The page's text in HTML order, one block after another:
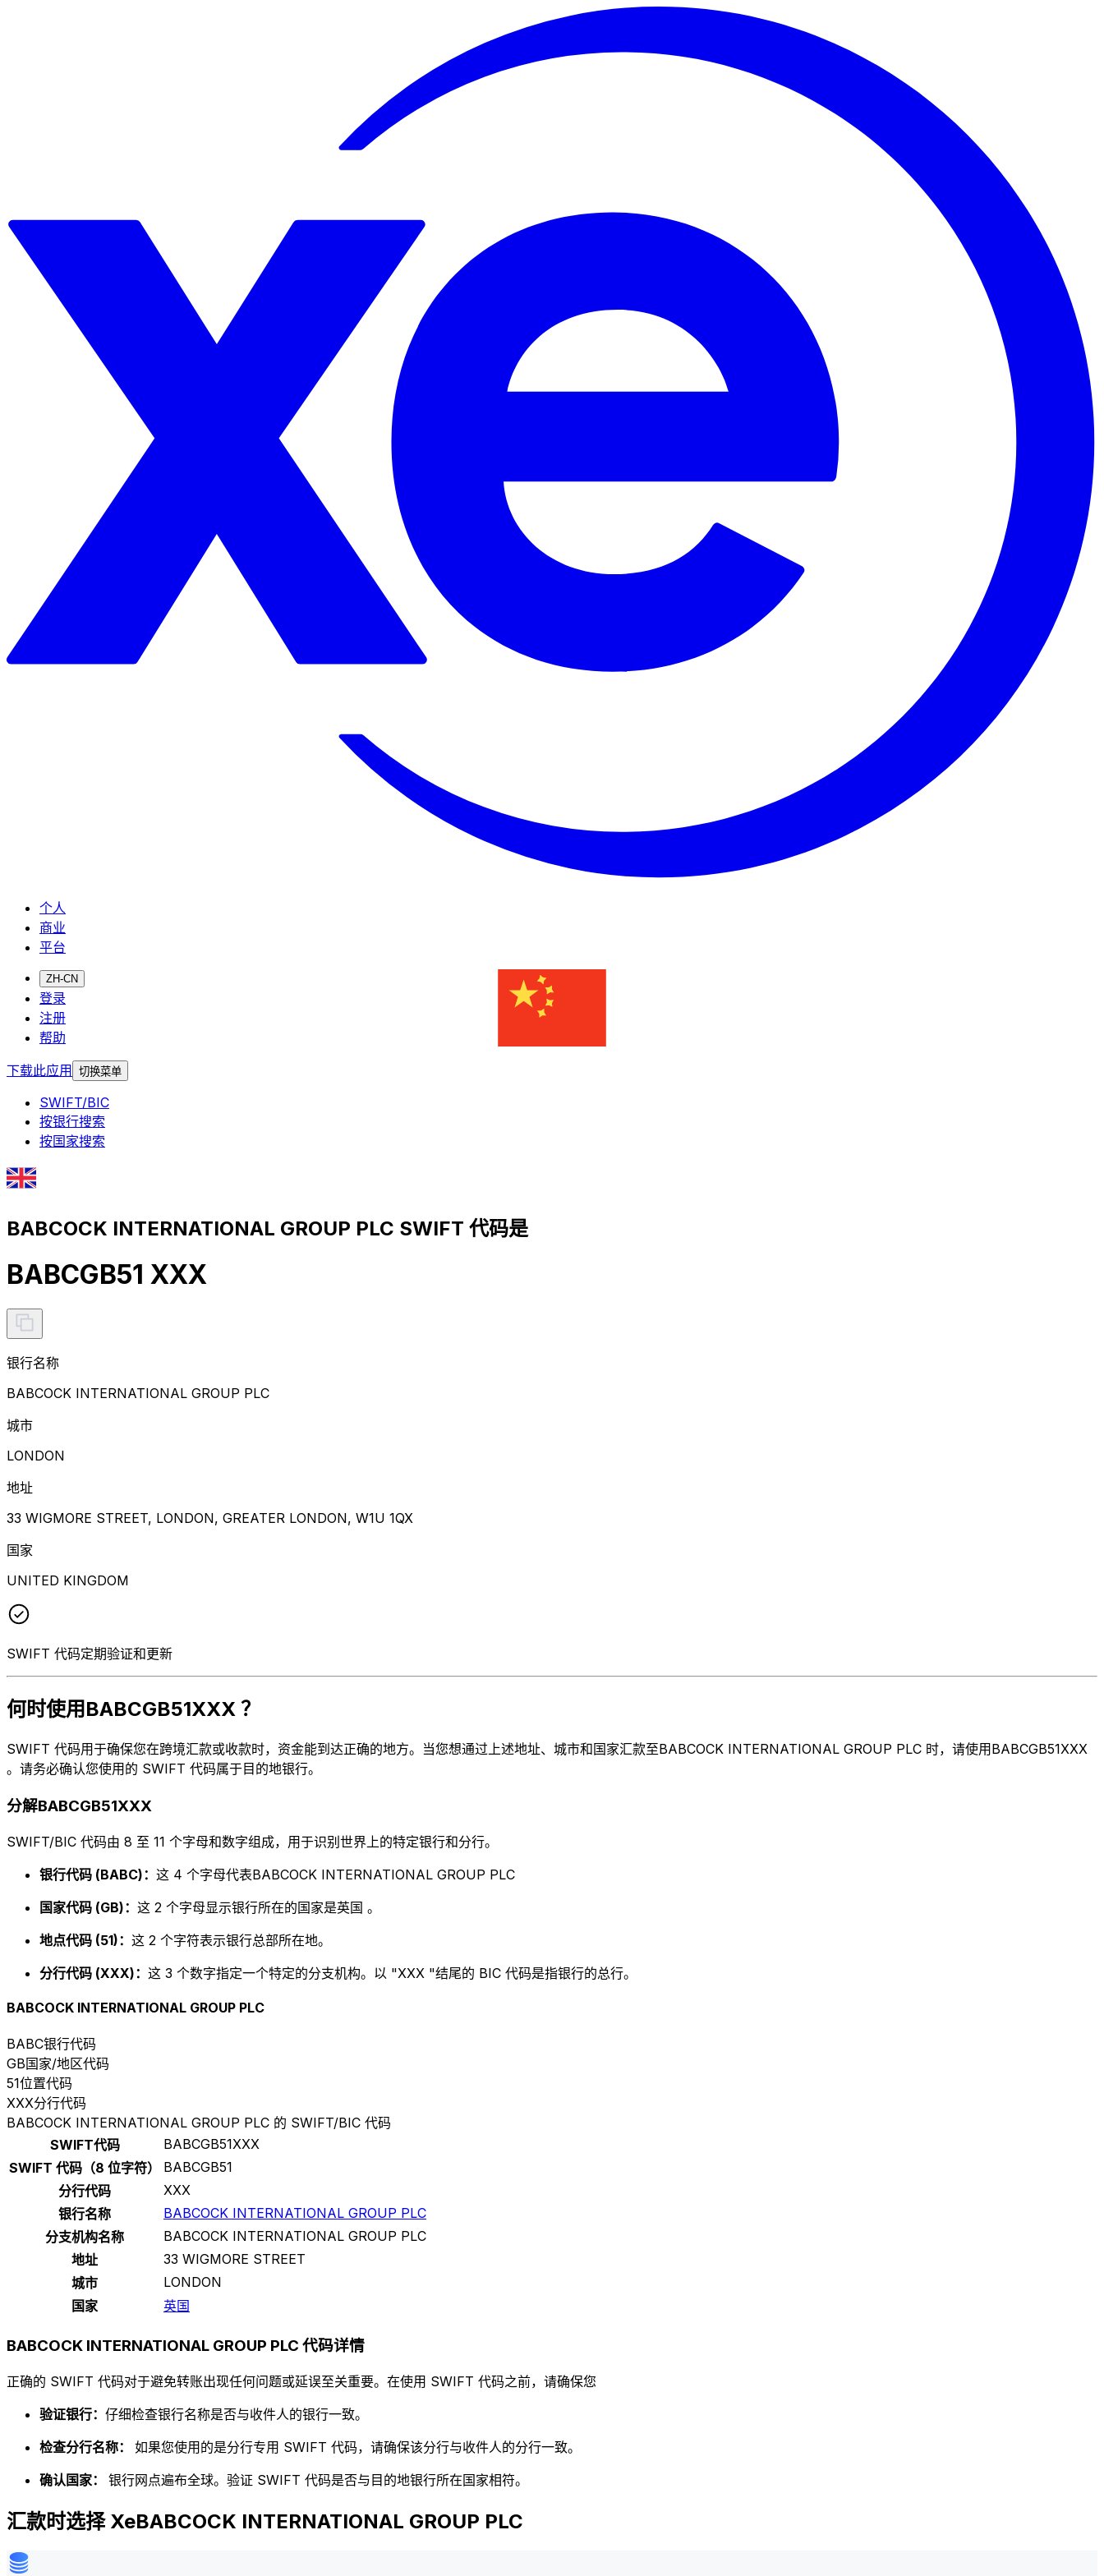
个人
商业
平台
ZH-CN
登录
注册
帮助
下载此应用 切换菜单
SWIFT/BIC
按银行搜索
按国家搜索
BABCOCK INTERNATIONAL GROUP PLC SWIFT 代码是
BABCGB51 XXX
银行名称
BABCOCK INTERNATIONAL GROUP PLC
城市
LONDON
地址
33 WIGMORE STREET, LONDON, GREATER LONDON, W1U 1QX
国家
UNITED KINGDOM
SWIFT 代码定期验证和更新
何时使用BABCGB51XXX ？
SWIFT 代码用于确保您在跨境汇款或收款时，资金能到达正确的地方。当您想通过上述地址、城市和国家汇款至BABCOCK INTERNATIONAL GROUP PLC 时，请使用BABCGB51XXX
。请务必确认您使用的 SWIFT 代码属于目的地银行。
分解BABCGB51XXX
SWIFT/BIC 代码由 8 至 11 个字母和数字组成，用于识别世界上的特定银行和分行。
银行代码 (BABC)： 这 4 个字母代表BABCOCK INTERNATIONAL GROUP PLC
国家代码 (GB)： 这 2 个字母显示银行所在的国家是英国 。
地点代码 (51)： 这 2 个字符表示银行总部所在地。
分行代码 (XXX)： 这 3 个数字指定一个特定的分支机构。以 "XXX "结尾的 BIC 代码是指银行的总行。
BABCOCK INTERNATIONAL GROUP PLC
BABC银行代码
GB国家/地区代码
51位置代码
XXX分行代码
BABCOCK INTERNATIONAL GROUP PLC 的 SWIFT/BIC 代码
SWIFT代码
BABCGB51XXX
SWIFT 代码（8 位字符）
BABCGB51
分行代码
XXX
银行名称
BABCOCK INTERNATIONAL GROUP PLC
分支机构名称
BABCOCK INTERNATIONAL GROUP PLC
地址
33 WIGMORE STREET
城市
LONDON
国家
英国
BABCOCK INTERNATIONAL GROUP PLC 代码详情
正确的 SWIFT 代码对于避免转账出现任何问题或延误至关重要。在使用 SWIFT 代码之前，请确保您
验证银行： 仔细检查银行名称是否与收件人的银行一致。
检查分行名称： 如果您使用的是分行专用 SWIFT 代码，请确保该分行与收件人的分行一致。
确认国家： 银行网点遍布全球。验证 SWIFT 代码是否与目的地银行所在国家相符。
汇款时选择 XeBABCOCK INTERNATIONAL GROUP PLC